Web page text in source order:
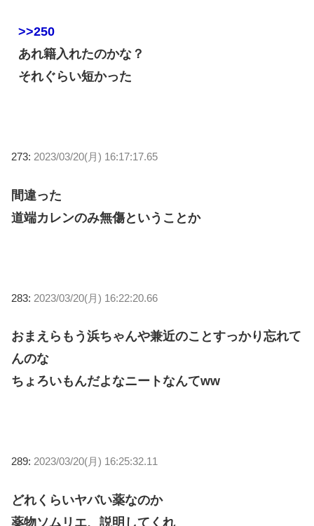
>>250
あれ籍入れたのかな？
それぐらい短かった
273: 2023/03/20(月) 16:17:17.65
間違った
道端カレンのみ無傷ということか
283: 2023/03/20(月) 16:22:20.66
おまえらもう浜ちゃんや兼近のことすっかり忘れて
んのな
ちょろいもんだよなニートなんてww
289: 2023/03/20(月) 16:25:32.11
どれくらいヤバい薬なのか
薬物ソムリエ、説明してくれ